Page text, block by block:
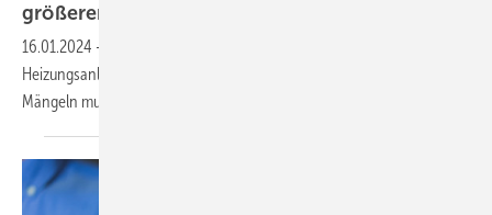
größeren
16.01.2024 -
Heizungsanlagen in größeren Wohngebäuden Pflicht wird. Bei
Mängeln muss die Heizung optimiert